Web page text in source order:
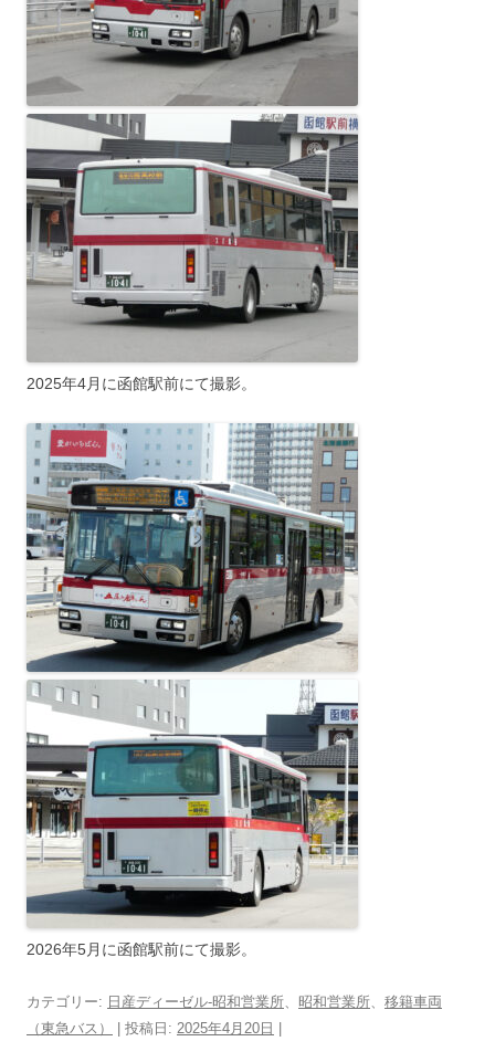
2025年4月に函館駅前にて撮影。
2026年5月に函館駅前にて撮影。
カテゴリー: 日産ディーゼル-昭和営業所 昭和営業所
移籍車両
（東急バス）
| 投稿日: 2025年4月20日